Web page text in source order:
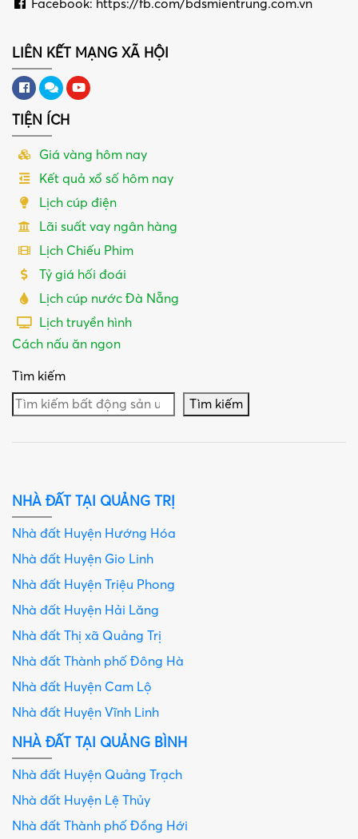
Facebook: https://fb.com/bdsmientrung.com.vn
LIÊN KẾT MẠNG XÃ HỘI
TIỆN ÍCH
Giá vàng hôm nay
Kết quả xổ số hôm nay
Lịch cúp điện
Lãi suất vay ngân hàng
Lịch Chiếu Phim
Tỷ giá hối đoái
Lịch cúp nước Đà Nẵng
Lịch truyền hình
Cách nấu ăn ngon
Tìm kiếm
Tìm kiếm
NHÀ ĐẤT TẠI QUẢNG TRỊ
Nhà đất Huyện Hướng Hóa
Nhà đất Huyện Gio Linh
Nhà đất Huyện Triệu Phong
Nhà đất Huyện Hải Lăng
Nhà đất Thị xã Quảng Trị
Nhà đất Thành phố Đông Hà
Nhà đất Huyện Cam Lộ
Nhà đất Huyện Vĩnh Linh
NHÀ ĐẤT TẠI QUẢNG BÌNH
Nhà đất Huyện Quảng Trạch
Nhà đất Huyện Lệ Thủy
Nhà đất Thành phố Đồng Hới